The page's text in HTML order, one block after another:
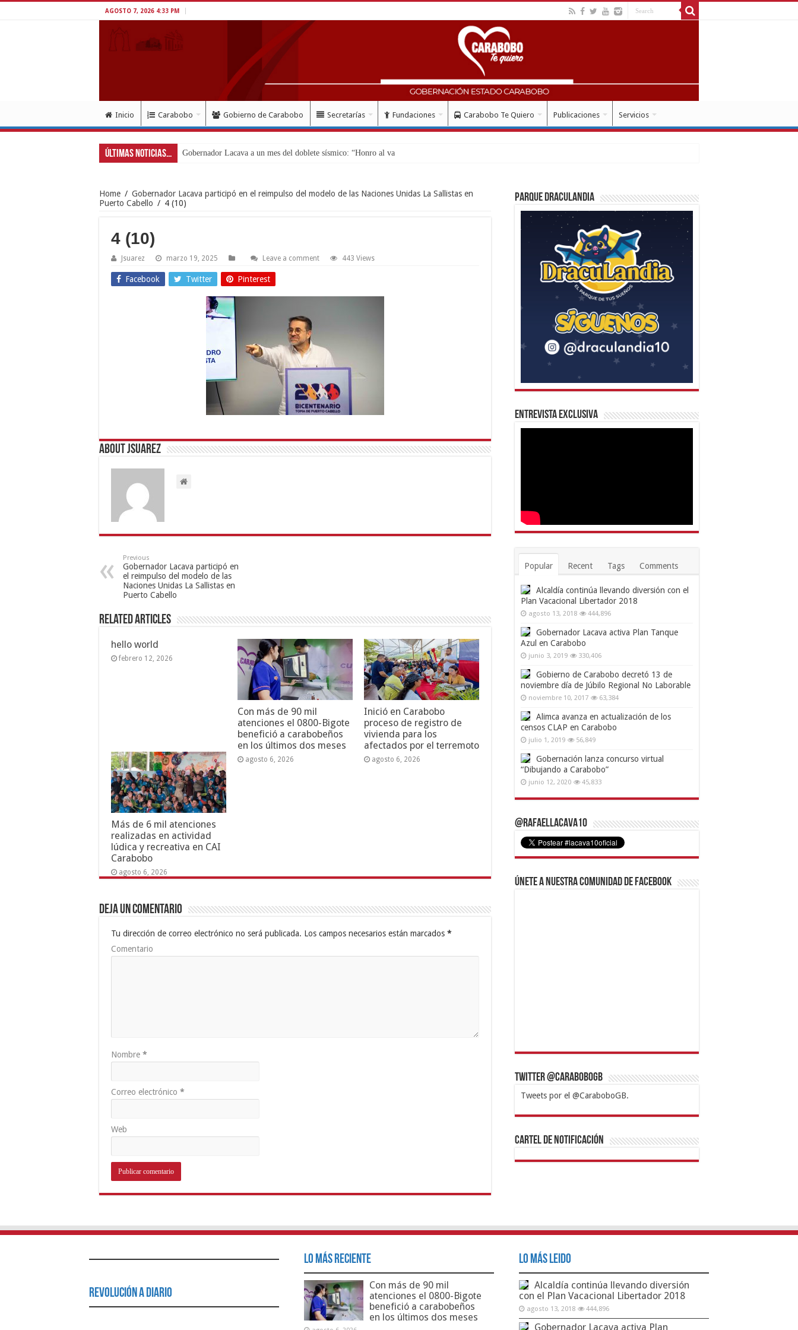
AGOSTO 7, 2026 4:33 PM
Inicio Carabobo Gobierno de Carabobo Secretarías Fundaciones Carabobo Te Quiero Publicaciones Servicios
Últimas Noticias... Gobernador Lacava a un mes del doblete sísmico: “Honro al valiente y solidar
Home / Gobernador Lacava participó en el reimpulso del modelo de las Naciones Unidas La Sallistas en
Puerto Cabello / 4 (10)
4 (10)
Jsuarez marzo 19, 2025 Leave a comment 443 Views
Facebook Twitter Pinterest
About Jsuarez
Previous
Gobernador Lacava participó en
el reimpulso del modelo de las
Naciones Unidas La Sallistas en
Puerto Cabello
Related Articles
hello world
febrero 12, 2026
Con más de 90 mil
atenciones el 0800-Bigote
benefició a carabobeños
en los últimos dos meses
agosto 6, 2026
Inició en Carabobo
proceso de registro de
vivienda para los
afectados por el terremoto
agosto 6, 2026
Más de 6 mil atenciones
realizadas en actividad
lúdica y recreativa en CAI
Carabobo
agosto 6, 2026
Deja un comentario
Tu dirección de correo electrónico no será publicada. Los campos necesarios están marcados *
Comentario
Nombre *
Correo electrónico *
Web
Parque Draculandia
Entrevista Exclusiva
Popular Recent Tags Comments
Alcaldía continúa llevando diversión con el
Plan Vacacional Libertador 2018
agosto 13, 2018 444,896
Gobernador Lacava activa Plan Tanque
Azul en Carabobo
junio 3, 2019 330,406
Gobierno de Carabobo decretó 13 de
noviembre día de Júbilo Regional No Laborable
noviembre 10, 2017 63,384
Alimca avanza en actualización de los
censos CLAP en Carabobo
julio 1, 2019 56,849
Gobernación lanza concurso virtual
“Dibujando a Carabobo”
junio 12, 2020 45,833
@RafaelLacava10
Únete a nuestra comunidad de Facebook
Twitter @CaraboboGB
Tweets por el @CaraboboGB.
1xbetBetturkeyBetistKralbetSupertotobetTipobet
https://mvbcasino.com/
Cartel de Notificación
Revolución a Diario
Lo Más Reciente
Con más de 90 mil
atenciones el 0800-Bigote
benefició a carabobeños
en los últimos dos meses
Lo Más Leido
Alcaldía continúa llevando diversión
con el Plan Vacacional Libertador 2018
agosto 13, 2018 444,896
Gobernador Lacava activa Plan